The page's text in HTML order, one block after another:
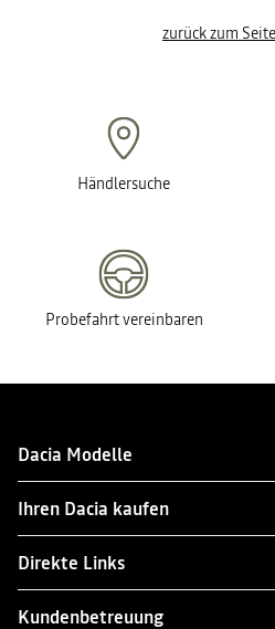
zurück zum
Händlersuche
Probefahrt vereinbaren
Dacia Modelle
Ihren Dacia kaufen
Direkte Links
Kundenbetreuung